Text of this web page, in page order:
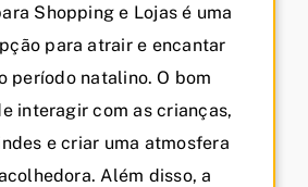
Shopping e Lojas é uma
para atrair e encantar
período natalino. O bom
interagir com as crianças,
e criar uma atmosfera
Além disso, a